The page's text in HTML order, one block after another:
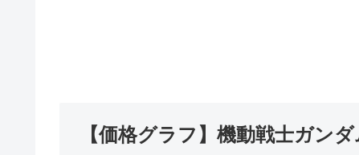
【価格グラフ】機動戦士ガン